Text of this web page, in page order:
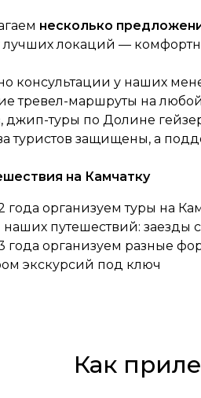
несколько
лучшихлокаций —
консультации у наших
тревел-маршруты на
джип-туры по Долине
туристов защищены, а
на Камчатку
года организуем туры на
наших путешествий: заезды
года организуем разные
экскурсий под ключ
Как